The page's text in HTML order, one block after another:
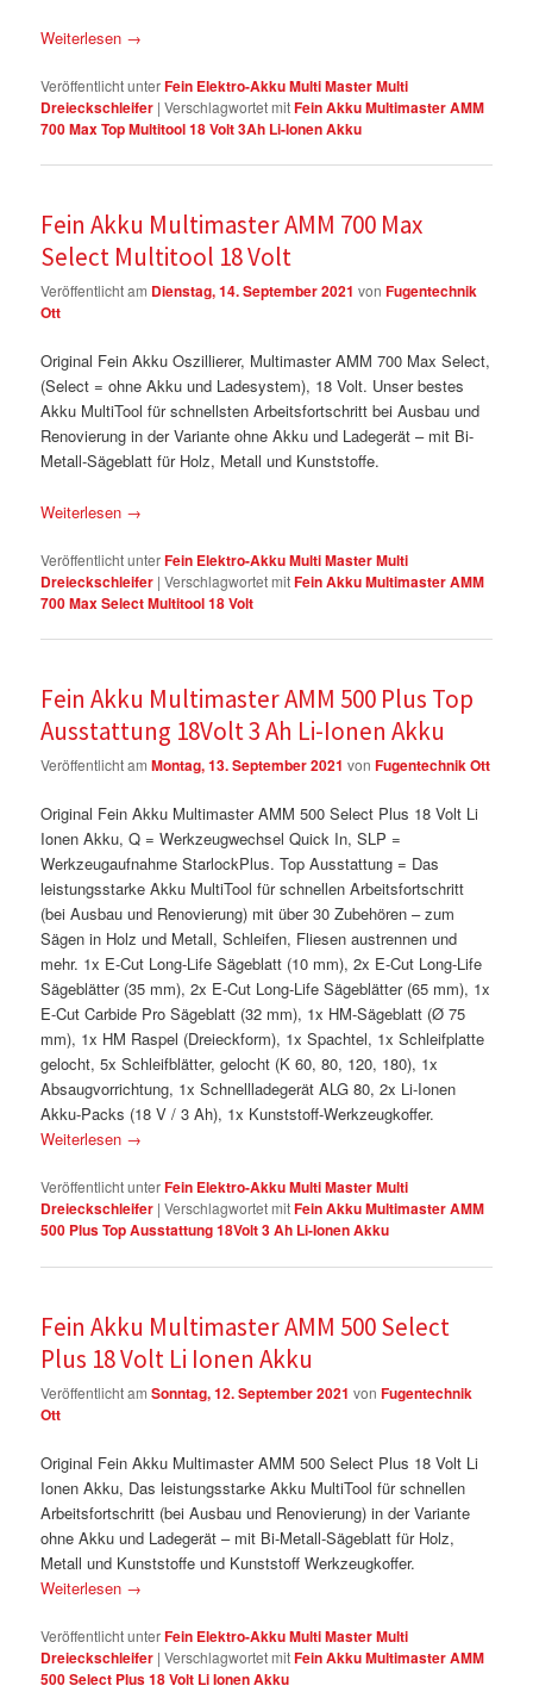
Weiterlesen →
Veröffentlicht unterFein Elektro-Akku Multi Master Multi
Dreieckschleifer |Verschlagwortet mitFein Akku Multimaster AMM
700 Max Top Multitool 18 Volt 3Ah Li-Ionen Akku
Fein Akku Multimaster AMM 700 Max
Select Multitool 18 Volt
Veröffentlicht am Dienstag, 14. September 2021 vonFugentechnik
Ott
Original Fein Akku Oszillierer, Multimaster AMM 700 Max Select,
(Select = ohne Akku und Ladesystem), 18 Volt. Unser bestes
Akku MultiTool für schnellsten Arbeitsfortschritt bei Ausbau und
Renovierung in der Variante ohne Akku und Ladegerät – mit Bi-
Metall-Sägeblatt für Holz, Metall und Kunststoffe.
Weiterlesen →
Veröffentlicht unterFein Elektro-Akku Multi Master Multi
Dreieckschleifer |Verschlagwortet mitFein Akku Multimaster AMM
700 Max Select Multitool 18 Volt
Fein Akku Multimaster AMM 500 Plus Top
Ausstattung 18Volt 3 Ah Li-Ionen Akku
Veröffentlicht amMontag, 13. September 2021 vonFugentechnik Ott
Original Fein Akku Multimaster AMM 500 Select Plus 18 Volt Li
Ionen Akku, Q = Werkzeugwechsel Quick In, SLP =
Werkzeugaufnahme StarlockPlus. Top Ausstattung = Das
leistungsstarke Akku MultiTool für schnellen Arbeitsfortschritt
(bei Ausbau und Renovierung) mit über 30 Zubehören – zum
Sägen in Holz und Metall, Schleifen, Fliesen austrennen und
mehr. 1x E-Cut Long-Life Sägeblatt (10 mm), 2x E-Cut Long-Life
Sägeblätter (35 mm), 2x E-Cut Long-Life Sägeblätter (65 mm), 1x
E-Cut Carbide Pro Sägeblatt (32 mm), 1x HM-Sägeblatt (Ø 75
mm), 1x HM Raspel (Dreieckform), 1x Spachtel, 1x Schleifplatte
gelocht, 5x Schleifblätter, gelocht (K 60, 80, 120, 180), 1x
Absaugvorrichtung, 1x Schnellladegerät ALG 80, 2x Li-Ionen
Akku-Packs (18 V / 3 Ah), 1x Kunststoff-Werkzeugkoffer.
Weiterlesen →
Veröffentlicht unterFein Elektro-Akku Multi Master Multi
Dreieckschleifer |Verschlagwortet mitFein Akku Multimaster AMM
500 Plus Top Ausstattung 18Volt 3 Ah Li-Ionen Akku
Fein Akku Multimaster AMM 500 Select
Plus 18 Volt Li Ionen Akku
Veröffentlicht amSonntag, 12. September 2021 vonFugentechnik
Ott
Original Fein Akku Multimaster AMM 500 Select Plus 18 Volt Li
Ionen Akku, Das leistungsstarke Akku MultiTool für schnellen
Arbeitsfortschritt (bei Ausbau und Renovierung) in der Variante
ohne Akku und Ladegerät – mit Bi-Metall-Sägeblatt für Holz,
Metall und Kunststoffe und Kunststoff Werkzeugkoffer.
Weiterlesen →
Veröffentlicht unterFein Elektro-Akku Multi Master Multi
Dreieckschleifer |Verschlagwortet mitFein Akku Multimaster AMM
500 Select Plus 18 Volt Li Ionen Akku